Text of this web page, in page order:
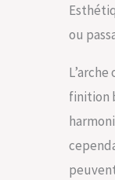
ou
finition